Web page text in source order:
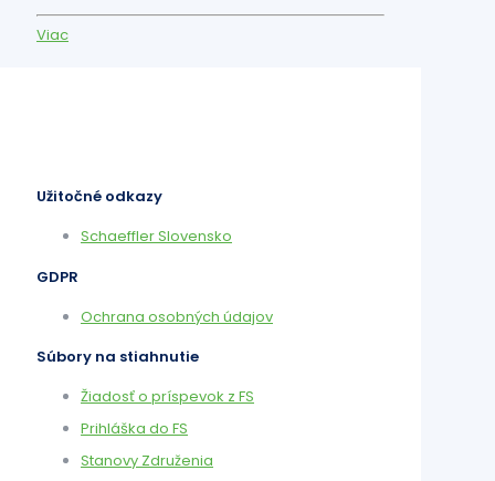
Viac
Užitočné odkazy
Schaeffler Slovensko
GDPR
Ochrana osobných údajov
Súbory na stiahnutie
Žiadosť o príspevok z FS
Prihláška do FS
Stanovy Združenia